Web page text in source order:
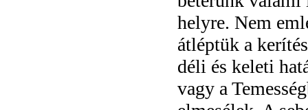
helyre. Nem
átléptük a
déli és keleti
vagy a